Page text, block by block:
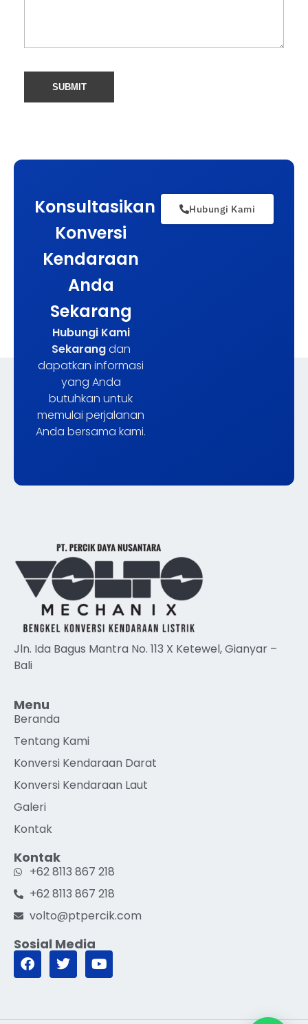
Konsultasikan
Konversi
Kendaraan
Anda
Sekarang
Hubungi Kami
Sekarangdan
dapatkan informasi
yang Anda
butuhkan untuk
memulai perjalanan
Anda bersama kami.
Hubungi Kami
Jln. Ida Bagus Mantra No. 113 X Ketewel, Gianyar –
Bali
Menu
Beranda
Tentang Kami
Konversi Kendaraan Darat
Konversi Kendaraan Laut
Galeri
Kontak
Kontak
+62 8113 867 218
+62 8113 867 218
volto@ptpercik.com
Sosial Media